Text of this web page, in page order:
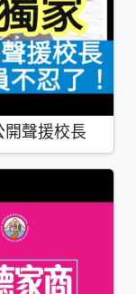
開聲援校長